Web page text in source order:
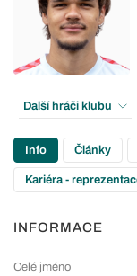
Další hráči klubu
Info Články
Kariéra -
INFORMACE
Celé jméno